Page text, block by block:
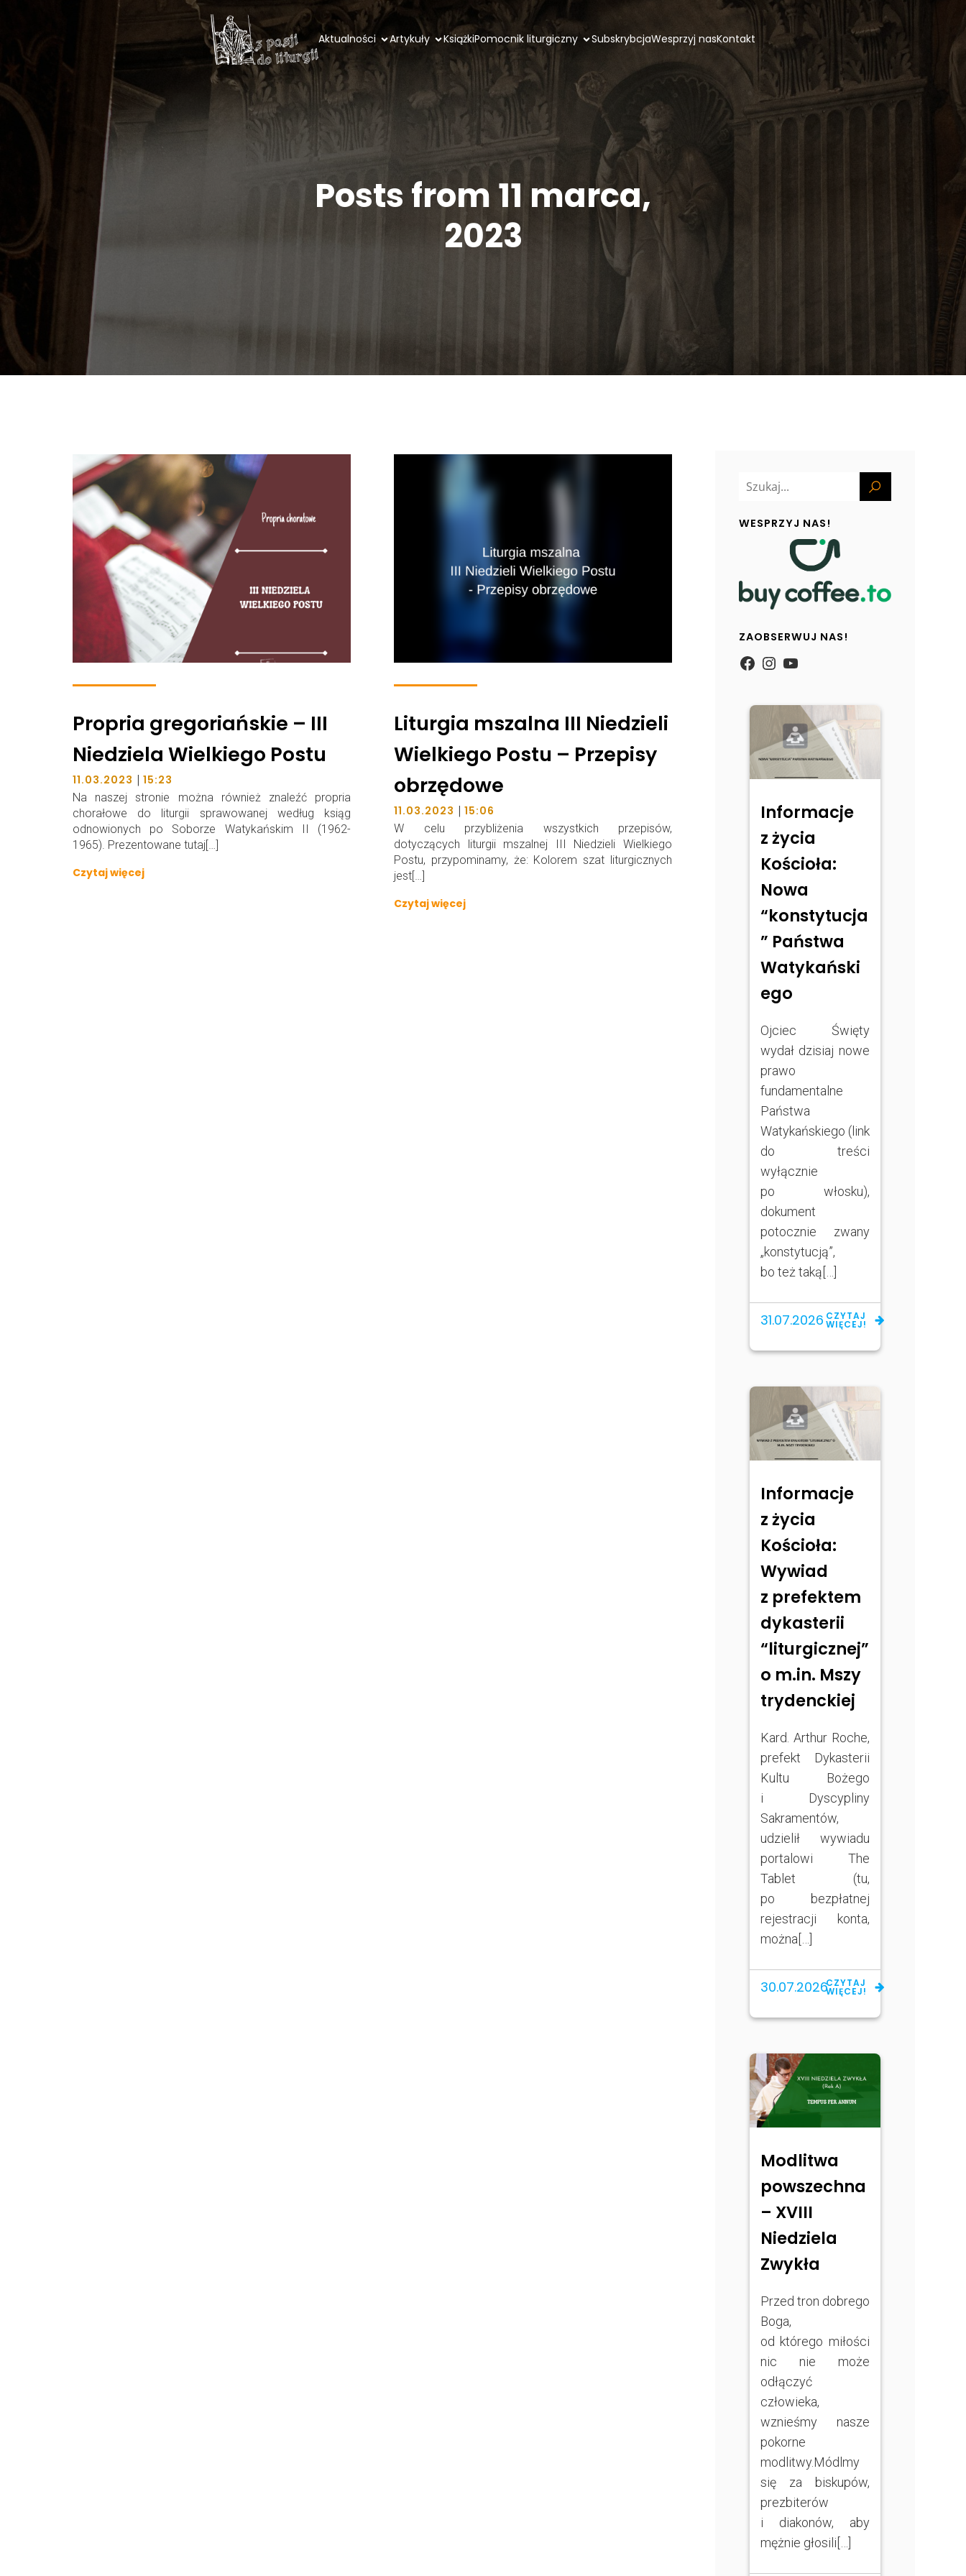
Aktualności Artykuły KsiążkiPomocnik liturgiczny SubskrybcjaWesprzyj nasKontakt
Posts from 11 marca,
2023
Propria gregoriańskie – III
Niedziela Wielkiego Postu
11.03.2023 | 15:23
Na naszej stronie można również znaleźć propria
chorałowe do liturgii sprawowanej według ksiąg
odnowionych po Soborze Watykańskim II (1962-
1965). Prezentowane tutaj[…]
Czytaj więcej
Liturgia mszalna III Niedzieli
Wielkiego Postu – Przepisy
obrzędowe
11.03.2023 | 15:06
W celu przybliżenia wszystkich przepisów,
dotyczących liturgii mszalnej III Niedzieli Wielkiego
Postu, przypominamy, że: Kolorem szat liturgicznych
jest[…]
Czytaj więcej
WESPRZYJ NAS!
ZAOBSERWUJ NAS!
https://
Instagram
YouTube
Informacje
z życia
Kościoła:
Nowa
“konstytucja
” Państwa
Watykański
ego
Ojciec Święty
wydał dzisiaj nowe
prawo
fundamentalne
Państwa
Watykańskiego (link
do treści
wyłącznie
po włosku),
dokument
potocznie zwany
„konstytucją”,
bo też taką[…]
31.07.2026 CZYTAJ
WIĘCEJ!
Informacje
z życia
Kościoła:
Wywiad
z prefektem
dykasterii
“liturgicznej”
o m.in. Mszy
trydenckiej
Kard. Arthur Roche,
prefekt Dykasterii
Kultu Bożego
i Dyscypliny
Sakramentów,
udzielił wywiadu
portalowi The
Tablet (tu,
po bezpłatnej
rejestracji konta,
można[…]
30.07.2026CZYTAJ
WIĘCEJ!
Modlitwa
powszechna
– XVIII
Niedziela
Zwykła
Przed tron dobrego
Boga,
od którego miłości
nic nie może
odłączyć
człowieka,
wznieśmy nasze
pokorne
modlitwy.Módlmy
się za biskupów,
prezbiterów
i diakonów, aby
mężnie głosili[…]